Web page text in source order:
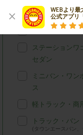
WEBより最
公式アプリ
車種別で探す
軽自動車
ステーションワ
セダン
ミニバン・ワン
ス
軽トラック・商
トラック・バン
(タウンエースバン